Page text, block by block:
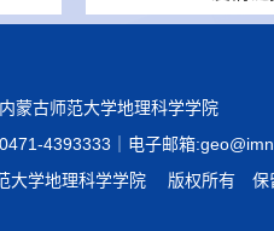
蒙古师范大学地理科学学院
4393333｜电子邮箱
大学地理科学学院 版权所有 保